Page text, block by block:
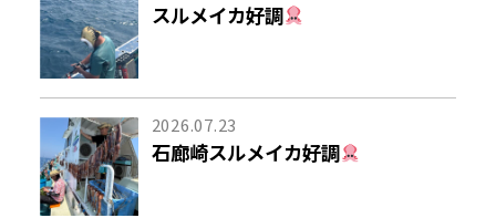
スルメイカ好調
2026.07.23
石廊崎スルメイカ好調